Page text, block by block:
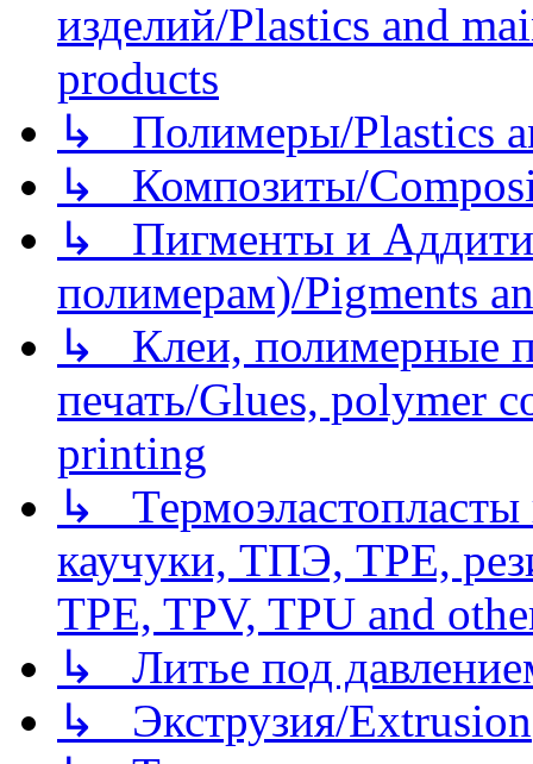
изделий/Plastics and
products
↳ Полимеры/Plastics
↳ Композиты/
↳ Пигменты и
полимерам)/Pigments
↳ Клеи, полимерные
печать/Glues, polymer
printing
↳
каучуки, ТПЭ, TPE,
TPE, TPV, TPU and
↳ Литье под
↳ Экструзия/Extrusion